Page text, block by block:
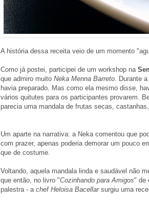
A história dessa receita veio de um momento
Como já postei, participei de um workshop na
que admiro muito Neka Menna Barreto . Durante
havia preparado. Mas como ela mesmo disse,
vários quitutes para os participantes provarem.
parecia uma mandala de frutas secas,
Um aparte na narrativa: a Neka comentou que
com prazer, apenas poderia demorar um pouco
que de costume.
Voltando, aquela mandala linda e saudável não
que então, no livro "Cozinhando para Amigos" de
palestra - a chef Heloisa Bacellar surgiu uma